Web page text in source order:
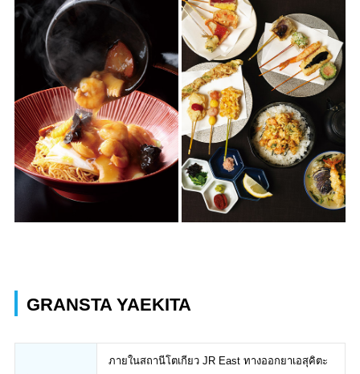
GRANSTA YAEKITA
ภายในสถานีโตเกียว JR East ทางออกยาเอสุคิตะ